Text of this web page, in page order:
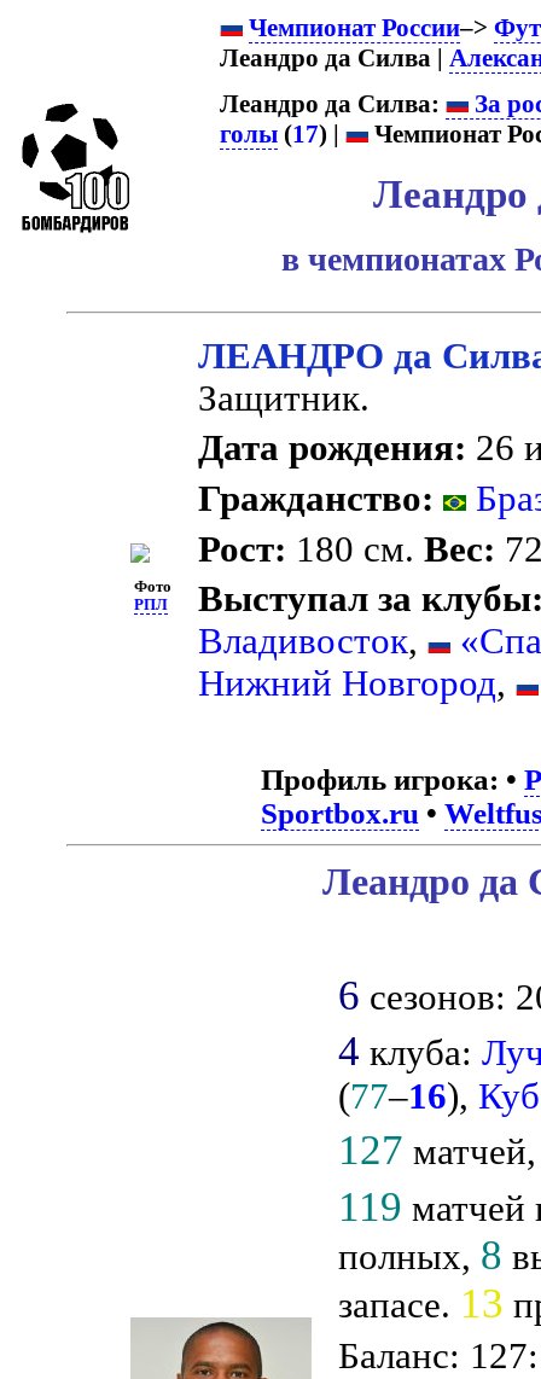
Чемпионат России–>
Леандро да Силва |
Леандро да Силва:
За
голы (17) | Чемпионат
Леандро
в чемпионатах
Фото
РПЛ
ЛЕАНДРО да
Защитник.
Дата рождения: 26
Гражданство:
Рост: 180 см.Вес:
Выступал за
Владивосток,
Нижний Новгород,
Профиль игрока: •
Sportbox.ru •
Леандро да
6 сезонов:
4 клуба:
(77–16),
127
119 матчей
полных, 8
запасе. 13
Баланс: